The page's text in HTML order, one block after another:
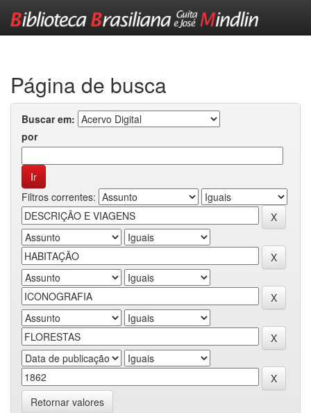
Página de busca
Buscar em:
por
Filtros correntes:
Retornar valores